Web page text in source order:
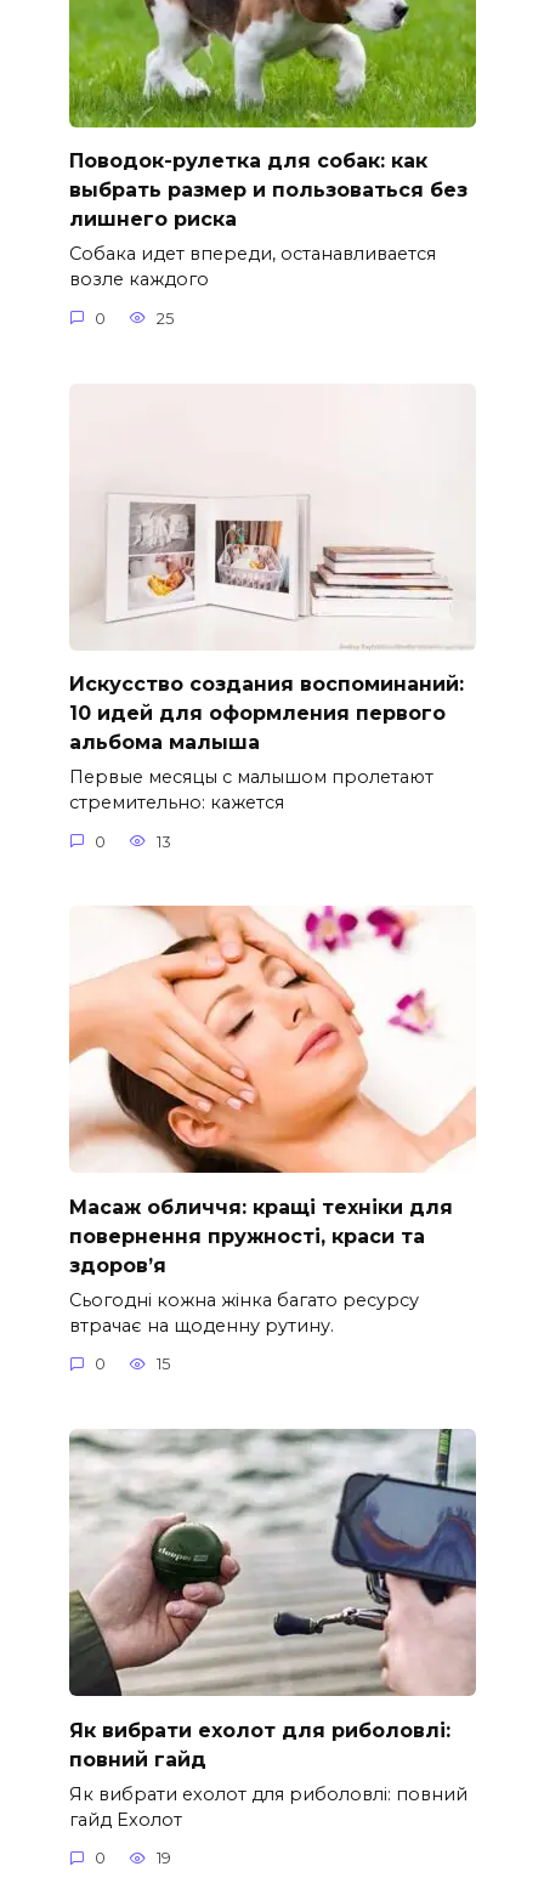
Поводок-рулетка для собак: как
выбрать размер и пользоваться без
лишнего риска
Собака идет впереди, останавливается
возле каждого
0 25
Искусство создания воспоминаний:
10 идей для оформления первого
альбома малыша
Первые месяцы с малышом пролетают
стремительно: кажется
0 13
Масаж обличчя: кращі техніки для
повернення пружності, краси та
здоров’я
Сьогодні кожна жінка багато ресурсу
втрачає на щоденну рутину.
0 15
Як вибрати ехолот для риболовлі:
повний гайд
Як вибрати ехолот для риболовлі: повний
гайд Ехолот
0 19